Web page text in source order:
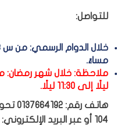
للتواصل:
مساءً.
ليلًا إلى 11:30 ليلًا.
هاتف رقم: 0137664192
104 أو عبر البريد الإلكتروني: